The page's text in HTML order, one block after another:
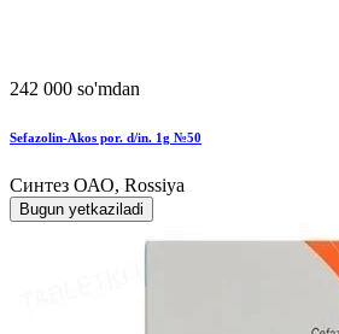
242 000 so'mdan
Sefazolin-Akos por. d/in. 1g №50
Синтез ОАО, Rossiya
Bugun yetkaziladi